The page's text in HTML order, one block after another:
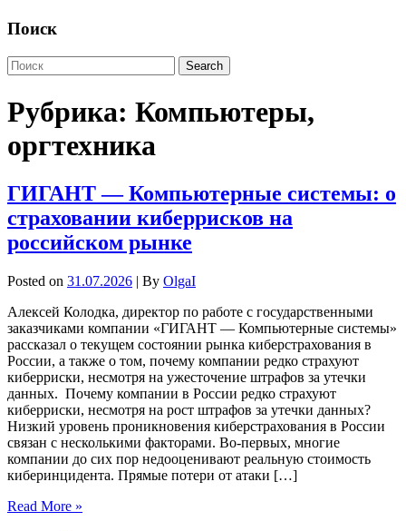
Поиск
Рубрика: Компьютеры,
оргтехника
ГИГАНТ — Компьютерные системы: о
страховании киберрисков на
российском рынке
Posted on 31.07.2026 | By OlgaI
Алексей Колодка, директор по работе с государственными
заказчиками компании «ГИГАНТ — Компьютерные системы»
рассказал о текущем состоянии рынка киберстрахования в
России, а также о том, почему компании редко страхуют
киберриски, несмотря на ужесточение штрафов за утечки
данных. Почему компании в России редко страхуют
киберриски, несмотря на рост штрафов за утечки данных?
Низкий уровень проникновения киберстрахования в России
связан с несколькими факторами. Во-первых, многие
компании до сих пор недооценивают реальную стоимость
киберинцидента. Прямые потери от атаки […]
Read More »